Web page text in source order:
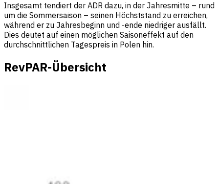
Insgesamt tendiert der ADR dazu, in der Jahresmitte – rund
um die Sommersaison – seinen Höchststand zu erreichen,
während er zu Jahresbeginn und -ende niedriger ausfällt.
Dies deutet auf einen möglichen Saisoneffekt auf den
durchschnittlichen Tagespreis in Polen hin.
RevPAR-Übersicht